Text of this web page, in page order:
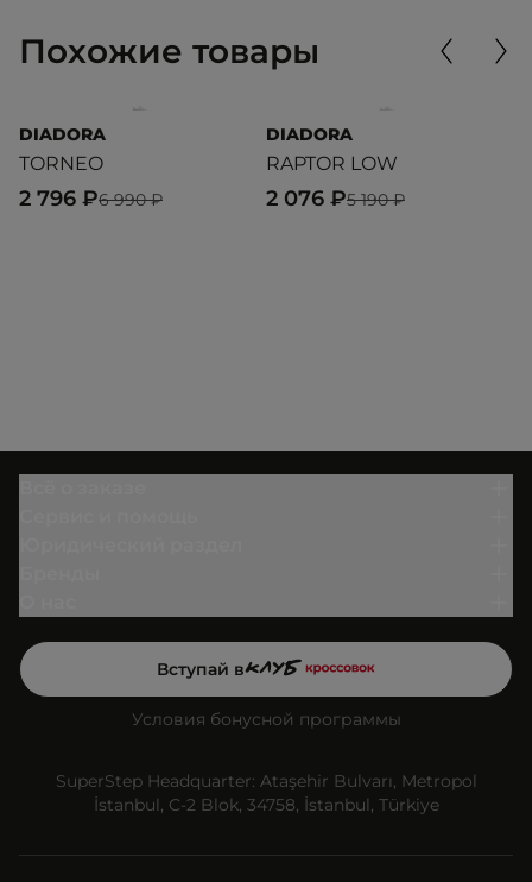
Похожие товары
DIADORA
TORNEO
6 990 ₽
2 796 ₽
DIADORA
RAPTOR LOW
5 190 ₽
2 076 ₽
Вступай в
Условия бонусной программы
SuperStep Headquarter: Ataşehir Bulvarı, Metropol
İstanbul, C-2 Blok, 34758, İstanbul, Türkiye